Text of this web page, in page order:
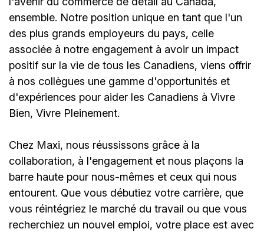
ensemble. Notre position unique en tant que l'un
des plus grands employeurs du pays, celle
associée à notre engagement à avoir un impact
positif sur la vie de tous les Canadiens, viens offrir
à nos collègues une gamme d'opportunités et
d'expériences pour aider les Canadiens à Vivre
Bien, Vivre Pleinement.
Chez Maxi, nous réussissons grâce à la
collaboration, à l'engagement et nous plaçons la
barre haute pour nous-mêmes et ceux qui nous
entourent. Que vous débutiez votre carrière, que
vous réintégriez le marché du travail ou que vous
recherchiez un nouvel emploi, votre place est avec